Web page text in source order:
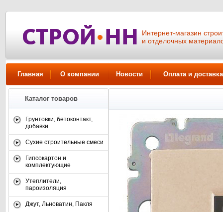
Интернет-магазин
и отделочных
Главная О компании Новости Оплата и доставка
Каталог товаров
Грунтовки, бетоконтакт,
добавки
Сухие строительные смеси
Гипсокартон и
комплектующие
Утеплители,
пароизоляция
Джут, Льноватин, Пакля